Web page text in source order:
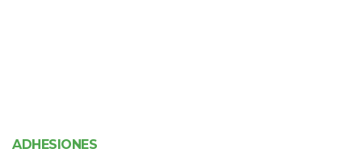
ADHESIONES